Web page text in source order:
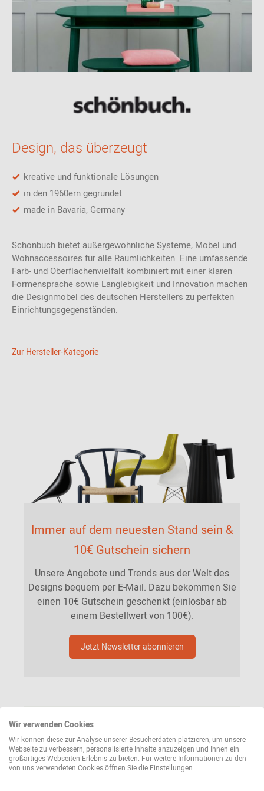
Design, das überzeugt
kreative und funktionale Lösungen
in den 1960ern gegründet
made in Bavaria, Germany
Schönbuch bietet außergewöhnliche Systeme, Möbel und
Wohnaccessoires für alle Räumlichkeiten. Eine umfassende
Farb- und Oberflächenvielfalt kombiniert mit einer klaren
Formensprache sowie Langlebigkeit und Innovation machen
die Designmöbel des deutschen Herstellers zu perfekten
Einrichtungsgegenständen.
Zur Hersteller-Kategorie
Immer auf dem neuesten Stand sein &
10€ Gutschein sichern
Unsere Angebote und Trends aus der Welt des
Designs bequem per E-Mail. Dazu bekommen Sie
einen 10€ Gutschein geschenkt (einlösbar ab
einem Bestellwert von 100€).
Jetzt Newsletter abonnieren
Wir verwenden Cookies
Wir können diese zur Analyse unserer Besucherdaten platzieren, um unsere
Webseite zu verbessern, personalisierte Inhalte anzuzeigen und Ihnen ein
großartiges Webseiten-Erlebnis zu bieten. Für weitere Informationen zu den
von uns verwendeten Cookies öffnen Sie die Einstellungen.